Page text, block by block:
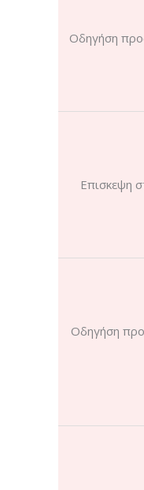
Οδηγήση
Επισκεψη
Οδηγήση